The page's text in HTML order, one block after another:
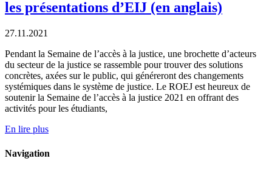
les présentations d’EIJ (en anglais)
27.11.2021
Pendant la Semaine de l’accès à la justice, une brochette d’acteurs
du secteur de la justice se rassemble pour trouver des solutions
concrètes, axées sur le public, qui généreront des changements
systémiques dans le système de justice. Le ROEJ est heureux de
soutenir la Semaine de l’accès à la justice 2021 en offrant des
activités pour les étudiants,
En lire plus
Navigation